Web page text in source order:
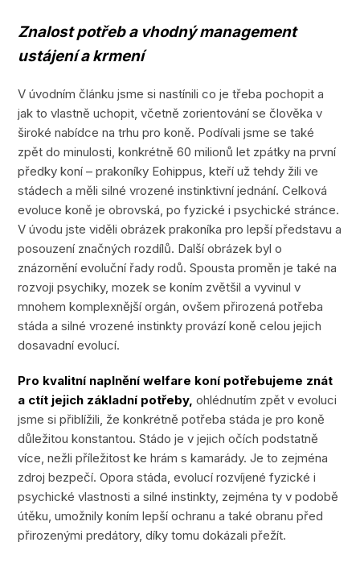
Znalost potřeb a vhodný management
ustájení a krmení
V úvodním článku jsme si nastínili co je třeba pochopit a
jak to vlastně uchopit, včetně zorientování se člověka v
široké nabídce na trhu pro koně. Podívali jsme se také
zpět do minulosti, konkrétně 60 milionů let zpátky na první
předky koní – prakoníky Eohippus, kteří už tehdy žili ve
stádech a měli silné vrozené instinktivní jednání. Celková
evoluce koně je obrovská, po fyzické i psychické stránce.
V úvodu jste viděli obrázek prakoníka pro lepší představu a
posouzení značných rozdílů. Další obrázek byl o
znázornění evoluční řady rodů. Spousta proměn je také na
rozvoji psychiky, mozek se koním zvětšil a vyvinul v
mnohem komplexnější orgán, ovšem přirozená potřeba
stáda a silné vrozené instinkty provází koně celou jejich
dosavadní evolucí.
Pro kvalitní naplnění welfare koní potřebujeme znát
a ctít jejich základní potřeby, ohlédnutím zpět v evoluci
jsme si přiblížili, že konkrétně potřeba stáda je pro koně
důležitou konstantou. Stádo je v jejich očích podstatně
více, nežli příležitost ke hrám s kamarády. Je to zejména
zdroj bezpečí. Opora stáda, evolucí rozvíjené fyzické i
psychické vlastnosti a silné instinkty, zejména ty v podobě
útěku, umožnily koním lepší ochranu a také obranu před
přirozenými predátory, díky tomu dokázali přežít.